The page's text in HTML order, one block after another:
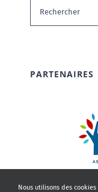
Rechercher:
PARTENAIRES
Nous utilisons des